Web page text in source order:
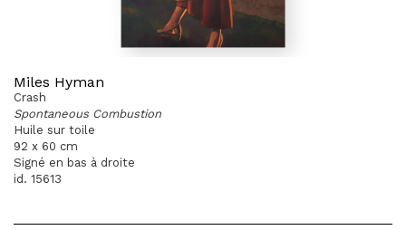
Miles Hyman
Crash
Spontaneous Combustion
Huile sur toile
92 x 60 cm
Signé en bas à droite
id. 15613